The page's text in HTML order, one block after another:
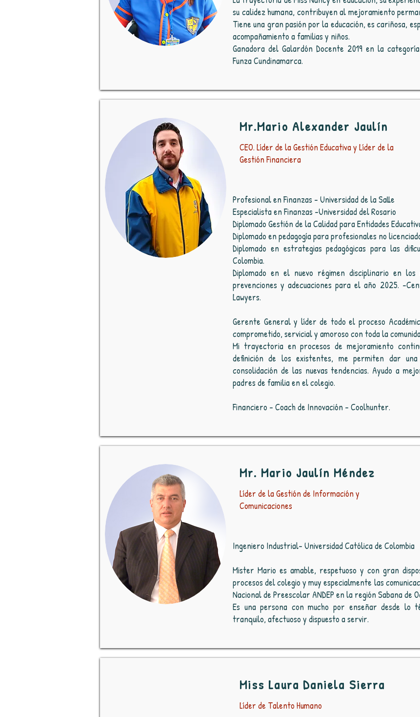
su calidez humana, contribuyen al mejoramiento
Tiene una gran pasión por la educación, es cariñosa,
acompañamiento a familias y niños.
Ganadora del Galardón Docente 2019 en la
Funza Cundinamarca.
Mr.Mario Alexander Jaulín
CEO. Líder de la Gestión Educativa y Líder de la
Gestión Financiera
Profesional en Finanzas - Universidad de la Salle
Especialista en Finanzas -Universidad del Rosario
Diplomado Gestión de la Calidad para Entidades
Diplomado en pedagogía para profesionales no
Diplomado en estrategias pedagógicas para las
Colombia.
Diplomado en el nuevo régimen disciplinario en
prevenciones y adecuaciones para el año 2025. -
Lawyers.
Gerente General y líder de todo el proceso
comprometido, servicial y amoroso con toda la
Mi trayectoria en procesos de mejoramiento
definición de los existentes, me permiten dar
consolidación de las nuevas tendencias. Ayudo a
padres de familia en el colegio.
Financiero - Coach de Innovación - Coolhunter.
Mr. Mario Jaulín Méndez
Líder de la Gestión de Información y
Comunicaciones
Ingeniero Industrial- Universidad Católica de Colombia
Mister Mario es amable, respetuoso y con gran
procesos del colegio y muy especialmente las
Nacional de Preescolar ANDEP en la región Sabana de
Es una persona con mucho por enseñar desde lo
tranquilo, afectuoso y dispuesto a servir.
Miss Laura Daniela Sierra
Líder de Talento Humano